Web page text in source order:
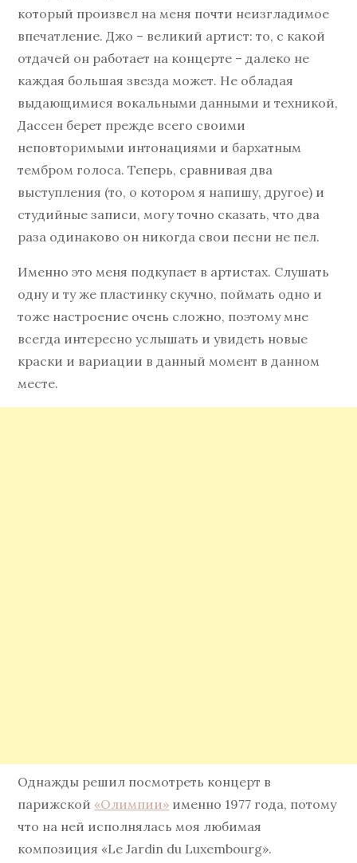
который произвел на меня почти неизгладимое
впечатление. Джо – великий артист: то, с какой
отдачей он работает на концерте – далеко не
каждая большая звезда может. Не обладая
выдающимися вокальными данными и техникой,
Дассен берет прежде всего своими
неповторимыми интонациями и бархатным
тембром голоса. Теперь, сравнивая два
выступления (то, о котором я напишу, другое) и
студийные записи, могу точно сказать, что два
раза одинаково он никогда свои песни не пел.
Именно это меня подкупает в артистах. Слушать
одну и ту же пластинку скучно, поймать одно и
тоже настроение очень сложно, поэтому мне
всегда интересно услышать и увидеть новые
краски и вариации в данный момент в данном
месте.
Однажды решил посмотреть концерт в
парижской «Олимпии» именно 1977 года, потому
что на ней исполнялась моя любимая
композиция «Le Jardin du Luxembourg».